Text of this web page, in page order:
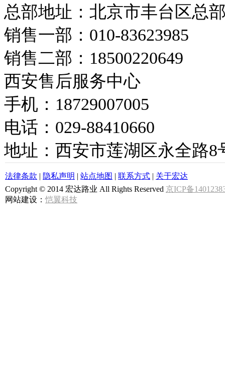
总部地址：北京市丰台区总
销售一部：010-83623985
销售二部：18500220649
西安售后服务中心
手机：18729007005
电话：029-88410660
地址：西安市莲湖区永全路8
法律条款 | 隐私声明 | 站点地图 | 联系方式 | 关于宏达
Copyright © 2014 宏达路业 All Rights Reserved 京ICP备
网站建设：恺翼科技